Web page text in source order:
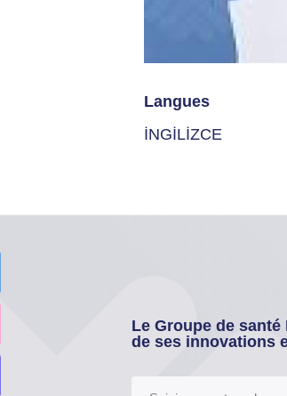
Langues
İNGİLİZCE
Le Groupe de
de ses innovations